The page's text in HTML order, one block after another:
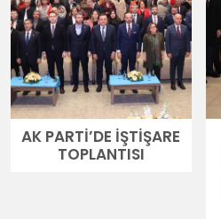
AK PARTİ’DE İŞTİŞARE
TOPLANTISI